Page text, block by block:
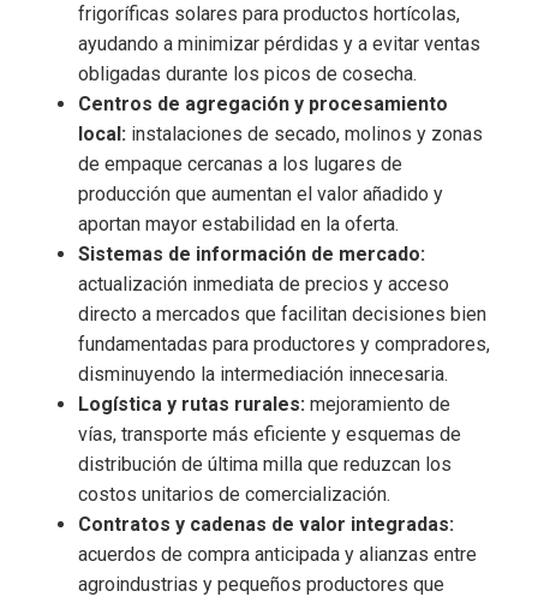
frigoríficas solares para productos hortícolas,
ayudando a minimizar pérdidas y a evitar ventas
obligadas durante los picos de cosecha.
Centros de agregación y procesamiento
local: instalaciones de secado, molinos y zonas
de empaque cercanas a los lugares de
producción que aumentan el valor añadido y
aportan mayor estabilidad en la oferta.
Sistemas de información de mercado:
actualización inmediata de precios y acceso
directo a mercados que facilitan decisiones bien
fundamentadas para productores y compradores,
disminuyendo la intermediación innecesaria.
Logística y rutas rurales: mejoramiento de
vías, transporte más eficiente y esquemas de
distribución de última milla que reduzcan los
costos unitarios de comercialización.
Contratos y cadenas de valor integradas:
acuerdos de compra anticipada y alianzas entre
agroindustrias y pequeños productores que